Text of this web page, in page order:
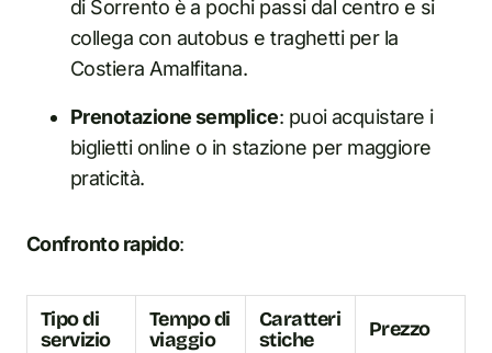
di Sorrento è a pochi passi dal centro e si
collega con autobus e traghetti per la
Costiera Amalfitana.
Prenotazione semplice: puoi acquistare i
biglietti online o in stazione per maggiore
praticità.
Confronto rapido:
Tipo di
servizio
Tempo di
viaggio
Caratteri
stiche
Prezzo